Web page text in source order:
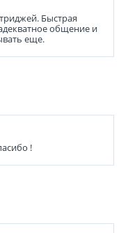
Быстрая
общение и
еще.
!